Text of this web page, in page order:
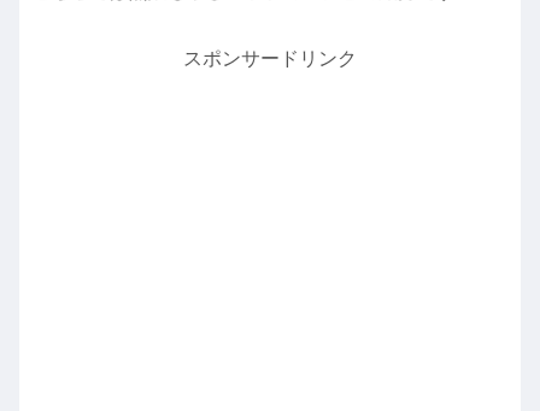
スポンサードリンク